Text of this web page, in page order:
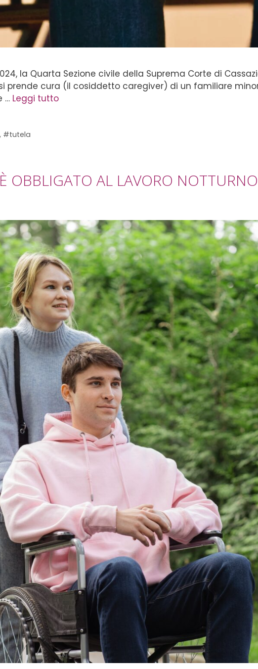
la Quarta Sezione civile della Suprema Corte di
prende cura (il cosiddetto caregiver) di un familiare
… Leggi tutto
, #tutela
OBBLIGATO AL LAVORO NOTTURNO